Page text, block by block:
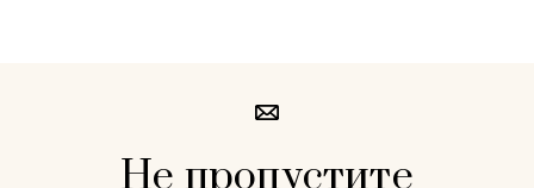
Не пропустите